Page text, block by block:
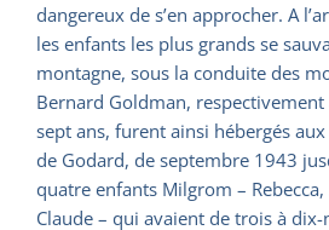
dangereux de s’en approcher. A
les enfants les plus grands se
montagne, sous la conduite des
Bernard Goldman, respectivement
sept ans, furent ainsi hébergés
de Godard, de septembre 1943
quatre enfants Milgrom –
Claude – qui avaient de trois à